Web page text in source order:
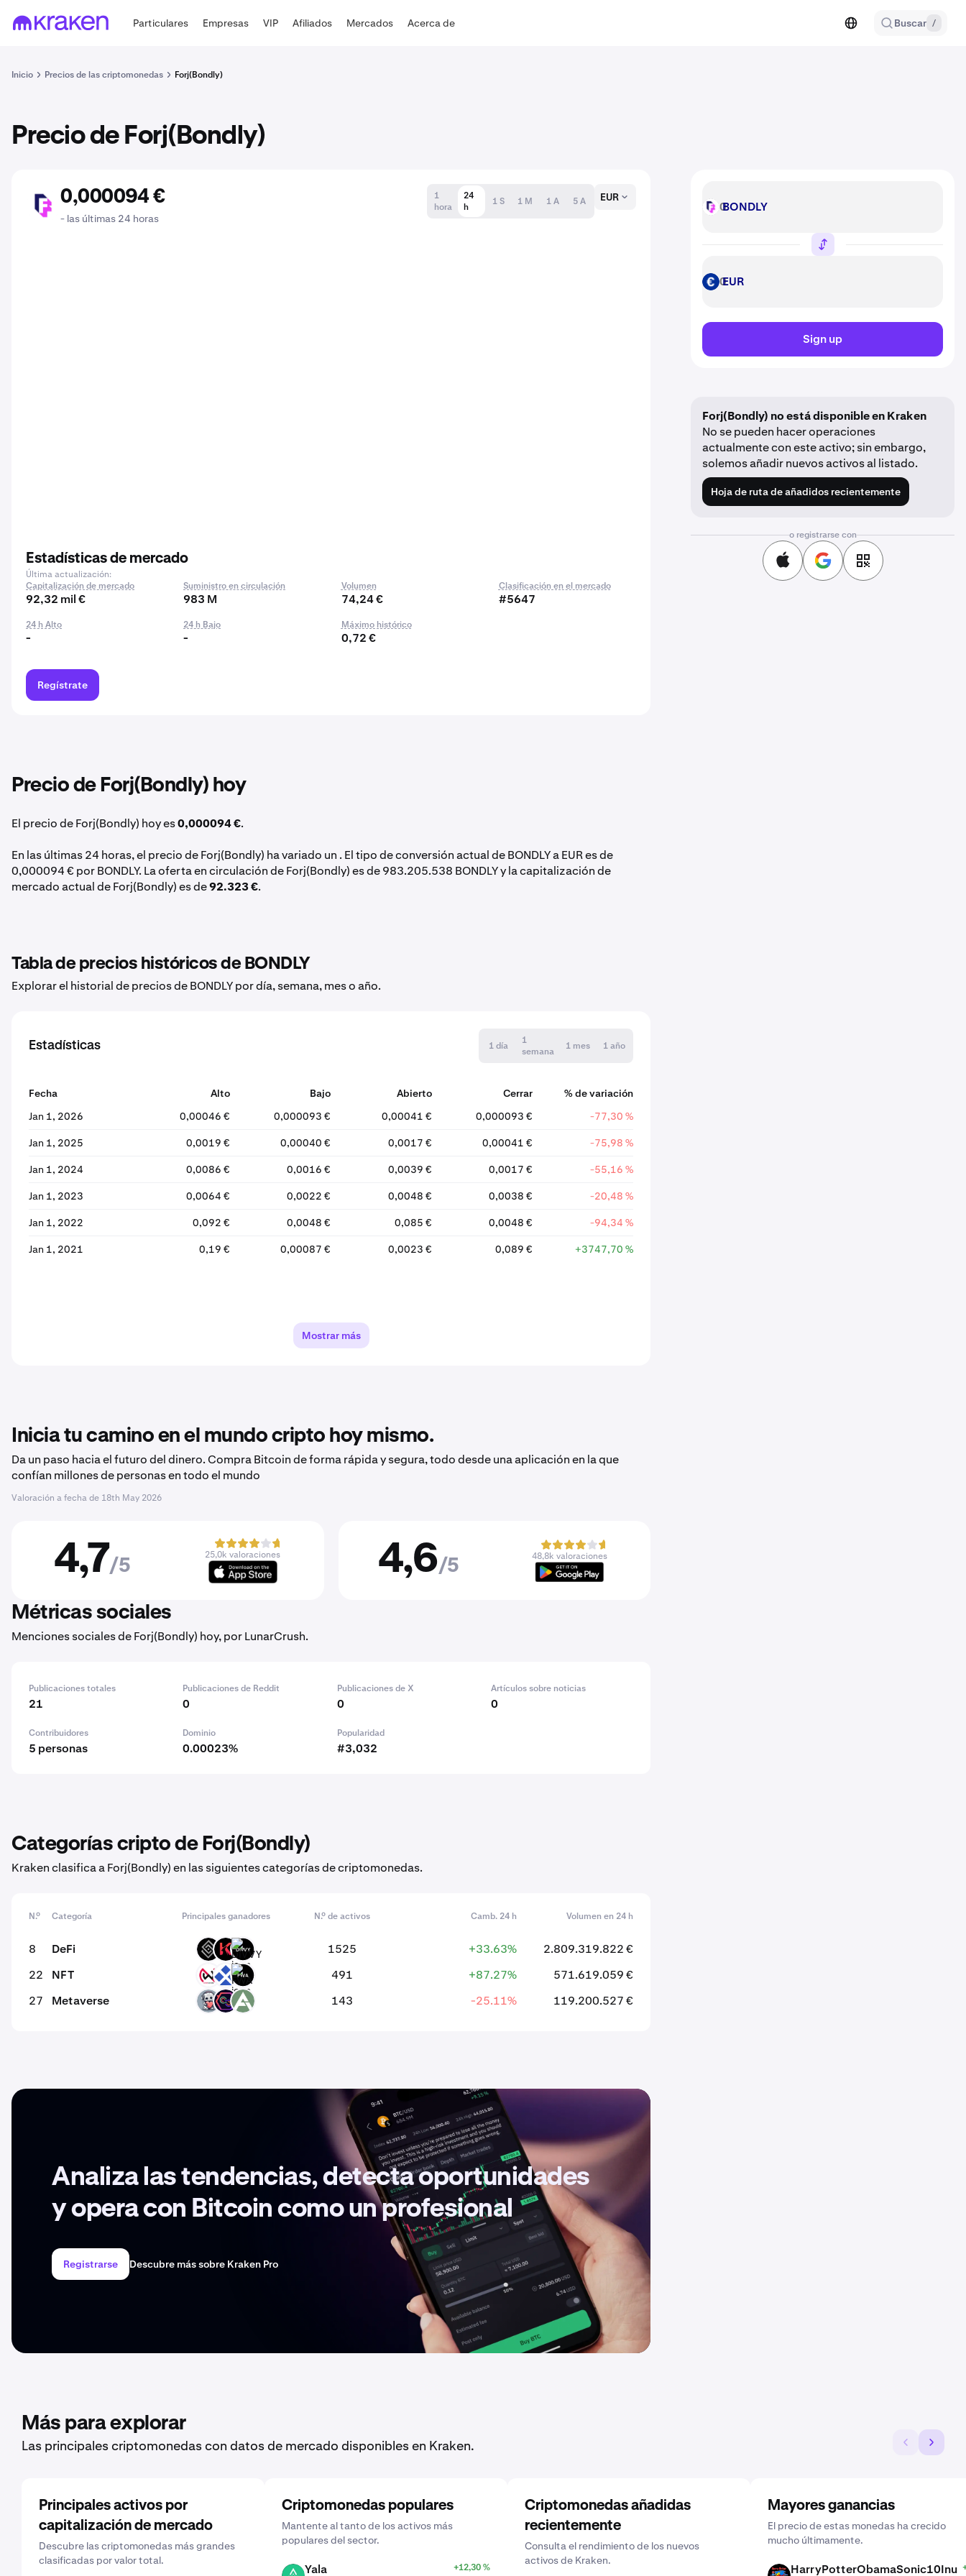
Particulares Empresas VIP Afiliados Mercados Acerca de Buscar /
Inicio Precios de las criptomonedas Forj(Bondly)
Precio de Forj(Bondly)
BONDLY 0,000094 €
- las últimas 24 horas
1
hora
24
h
1 S 1 M 1 A 5 A EUR
Estadísticas de mercado
Última actualización:
Capitalización de mercado
92,32 mil €
Suministro en circulación
983 M
Volumen
74,24 €
Clasificación en el mercado
#5647
24 h Alto
-
24 h Bajo
-
Máximo histórico
0,72 €
Regístrate
Precio de Forj(Bondly) hoy
El precio de Forj(Bondly) hoy es0,000094 €.
En las últimas 24 horas, el precio de Forj(Bondly) ha variado un . El tipo de conversión actual de BONDLY a EUR es de
0,000094 € por BONDLY. La oferta en circulación de Forj(Bondly) es de 983.205.538 BONDLY y la capitalización de
mercado actual de Forj(Bondly) es de92.323 €.
Tabla de precios históricos de BONDLY
Explorar el historial de precios de BONDLY por día, semana, mes o año.
Estadísticas 1 día
1
semana
1 mes 1 año
Fecha Alto Bajo Abierto Cerrar
% de variación
Jan 1, 2026
0,00046 € 0,000093 € 0,00041 € 0,000093 € -77,30 %
Jan 1, 2025 0,0019 € 0,00040 € 0,0017 € 0,00041 € -75,98 %
Jan 1, 2024 0,0086 € 0,0016 € 0,0039 € 0,0017 € -55,16 %
Jan 1, 2023 0,0064 € 0,0022 € 0,0048 € 0,0038 € -20,48 %
Jan 1, 2022 0,092 € 0,0048 € 0,085 € 0,0048 € -94,34 %
Jan 1, 2021 0,19 € 0,00087 € 0,0023 € 0,089 € +3747,70 %
Mostrar más
Inicia tu camino en el mundo cripto hoy mismo.
Da un paso hacia el futuro del dinero. Compra Bitcoin de forma rápida y segura, todo desde una aplicación en la que
confían millones de personas en todo el mundo
Valoración a fecha de 18th May 2026
4,7/5
25,0k valoraciones 4,6/5
48,8k valoraciones
Métricas sociales
Menciones sociales de Forj(Bondly) hoy, por LunarCrush.
Publicaciones totales
21
Publicaciones de Reddit
0
Publicaciones de X
0
Artículos sobre noticias
0
Contribuidores
5 personas
Dominio
0.00023%
Popularidad
#3,032
Categorías cripto de Forj(Bondly)
Kraken clasifica a Forj(Bondly) en las siguientes categorías de criptomonedas.
N.º Categoría Principales ganadores N.º de activos Camb. 24 h Volumen en 24 h
8 DeFi DECT KAR DIVVY 1525 +33.63%
2.809.319.822 €
22
NFT NWS RDT FWA 491 +87.27%
571.619.059 €
27
Metaverse EMT DEOD ARV 143 -25.11% 119.200.527 €
Analiza las tendencias, detecta oportunidades
y opera con Bitcoin como un profesional
Registrarse Descubre más sobre Kraken Pro
BONDLY BONDLY
EUR EUR
Sign up
Forj(Bondly) no está disponible en Kraken
No se pueden hacer operaciones
actualmente con este activo; sin embargo,
solemos añadir nuevos activos al listado.
Hoja de ruta de añadidos recientemente
o registrarse con
Más para explorar
Las principales criptomonedas con datos de mercado disponibles en Kraken.
Principales activos por
capitalización de mercado
Descubre las criptomonedas más grandes
clasificadas por valor total.
Criptomonedas populares
Mantente al tanto de los activos más
populares del sector.
Yala +12,30 %
Criptomonedas añadidas
recientemente
Consulta el rendimiento de los nuevos
activos de Kraken.
Mayores ganancias
El precio de estas monedas ha crecido
mucho últimamente.
HarryPotterObamaSonic10Inu